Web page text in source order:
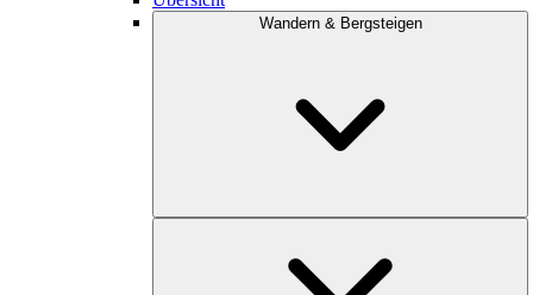
Wandern & Bergsteigen